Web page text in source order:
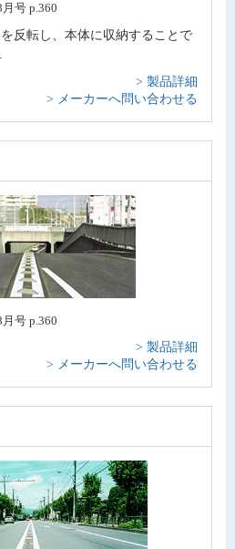
号 p.360
反転し、本体に収納することで
> 製品詳細
> メーカーへ問い合わせる
号 p.360
> 製品詳細
> メーカーへ問い合わせる